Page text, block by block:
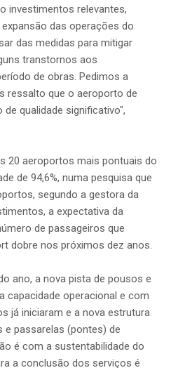
investimentos relevantes,
das operações do
das medidas para mitigar
transtornos aos
de obras. Pedimos a
ressalto que o aeroporto de
qualidade significativo",
20 aeroportos mais pontuais do
de 94,6%, numa pesquisa que
segundo a gestora da
a expectativa da
de passageiros que
dobre nos próximos dez anos.
ano, a nova pista de pousos e
capacidade operacional e com
já iniciaram e a nova estrutura
e passarelas (pontes) de
é com a sustentabilidade do
a conclusão dos serviços é